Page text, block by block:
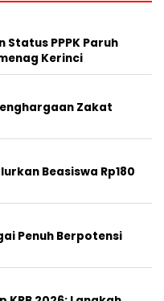
PPPK Paruh
Kerinci
Zakat
Beasiswa Rp180
Penuh Berpotensi